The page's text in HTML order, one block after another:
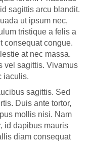
sagittis arcu blandit.
ut ipsum nec,
tristique a felis a
consequat congue.
at nec massa.
vel sagittis. Vivamus
iaculis.
sagittis. Sed
Duis ante tortor,
mollis nisi. Nam
id dapibus mauris
diam consequat